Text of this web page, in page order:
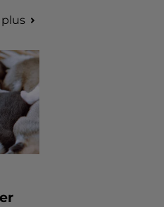
plus